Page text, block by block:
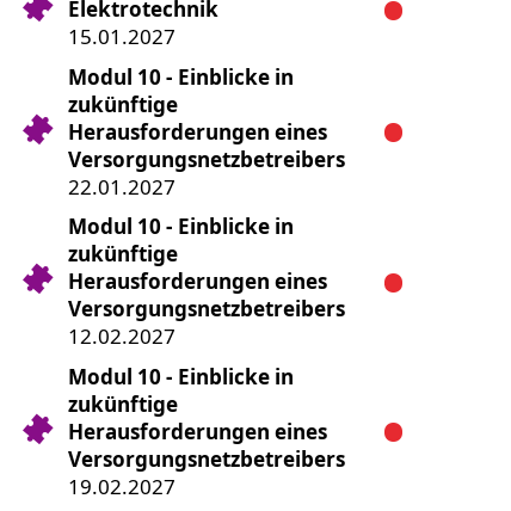
Elektrotechnik
15.01.2027
Modul 10 - Einblicke in
zukünftige
Herausforderungen eines
Versorgungsnetzbetreibers
22.01.2027
Modul 10 - Einblicke in
zukünftige
Herausforderungen eines
Versorgungsnetzbetreibers
12.02.2027
Modul 10 - Einblicke in
zukünftige
Herausforderungen eines
Versorgungsnetzbetreibers
19.02.2027